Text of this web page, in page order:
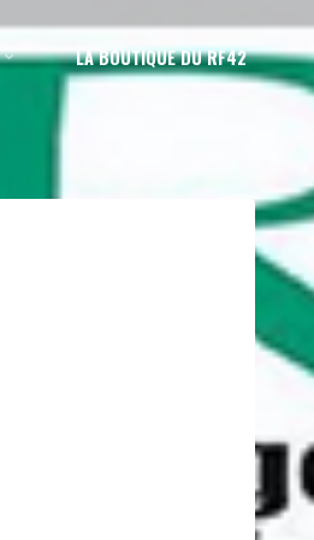
LA BOUTIQUE DU RF42